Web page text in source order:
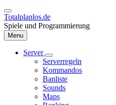
Direkt
zum
Inhalt
Totalplanlos.de
Spiele und Programmierung
Menu
Hauptnavigation
Server
Unternavigation
von
Server
Serverregeln
Kommandos
Banliste
Sounds
Maps